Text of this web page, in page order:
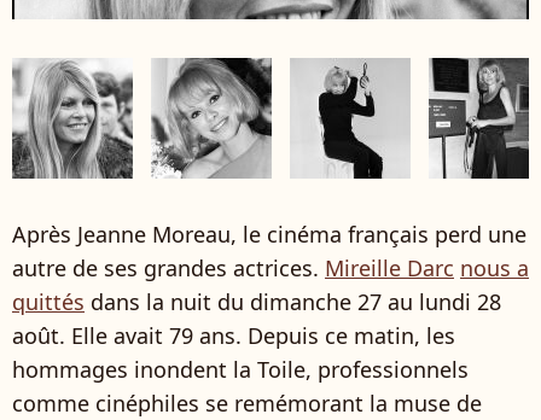
Après Jeanne Moreau, le cinéma français perd une
autre de ses grandes actrices. Mireille Darc nous a
quittés dans la nuit du dimanche 27 au lundi 28
août. Elle avait 79 ans. Depuis ce matin, les
hommages inondent la Toile, professionnels
comme cinéphiles se remémorant la muse de